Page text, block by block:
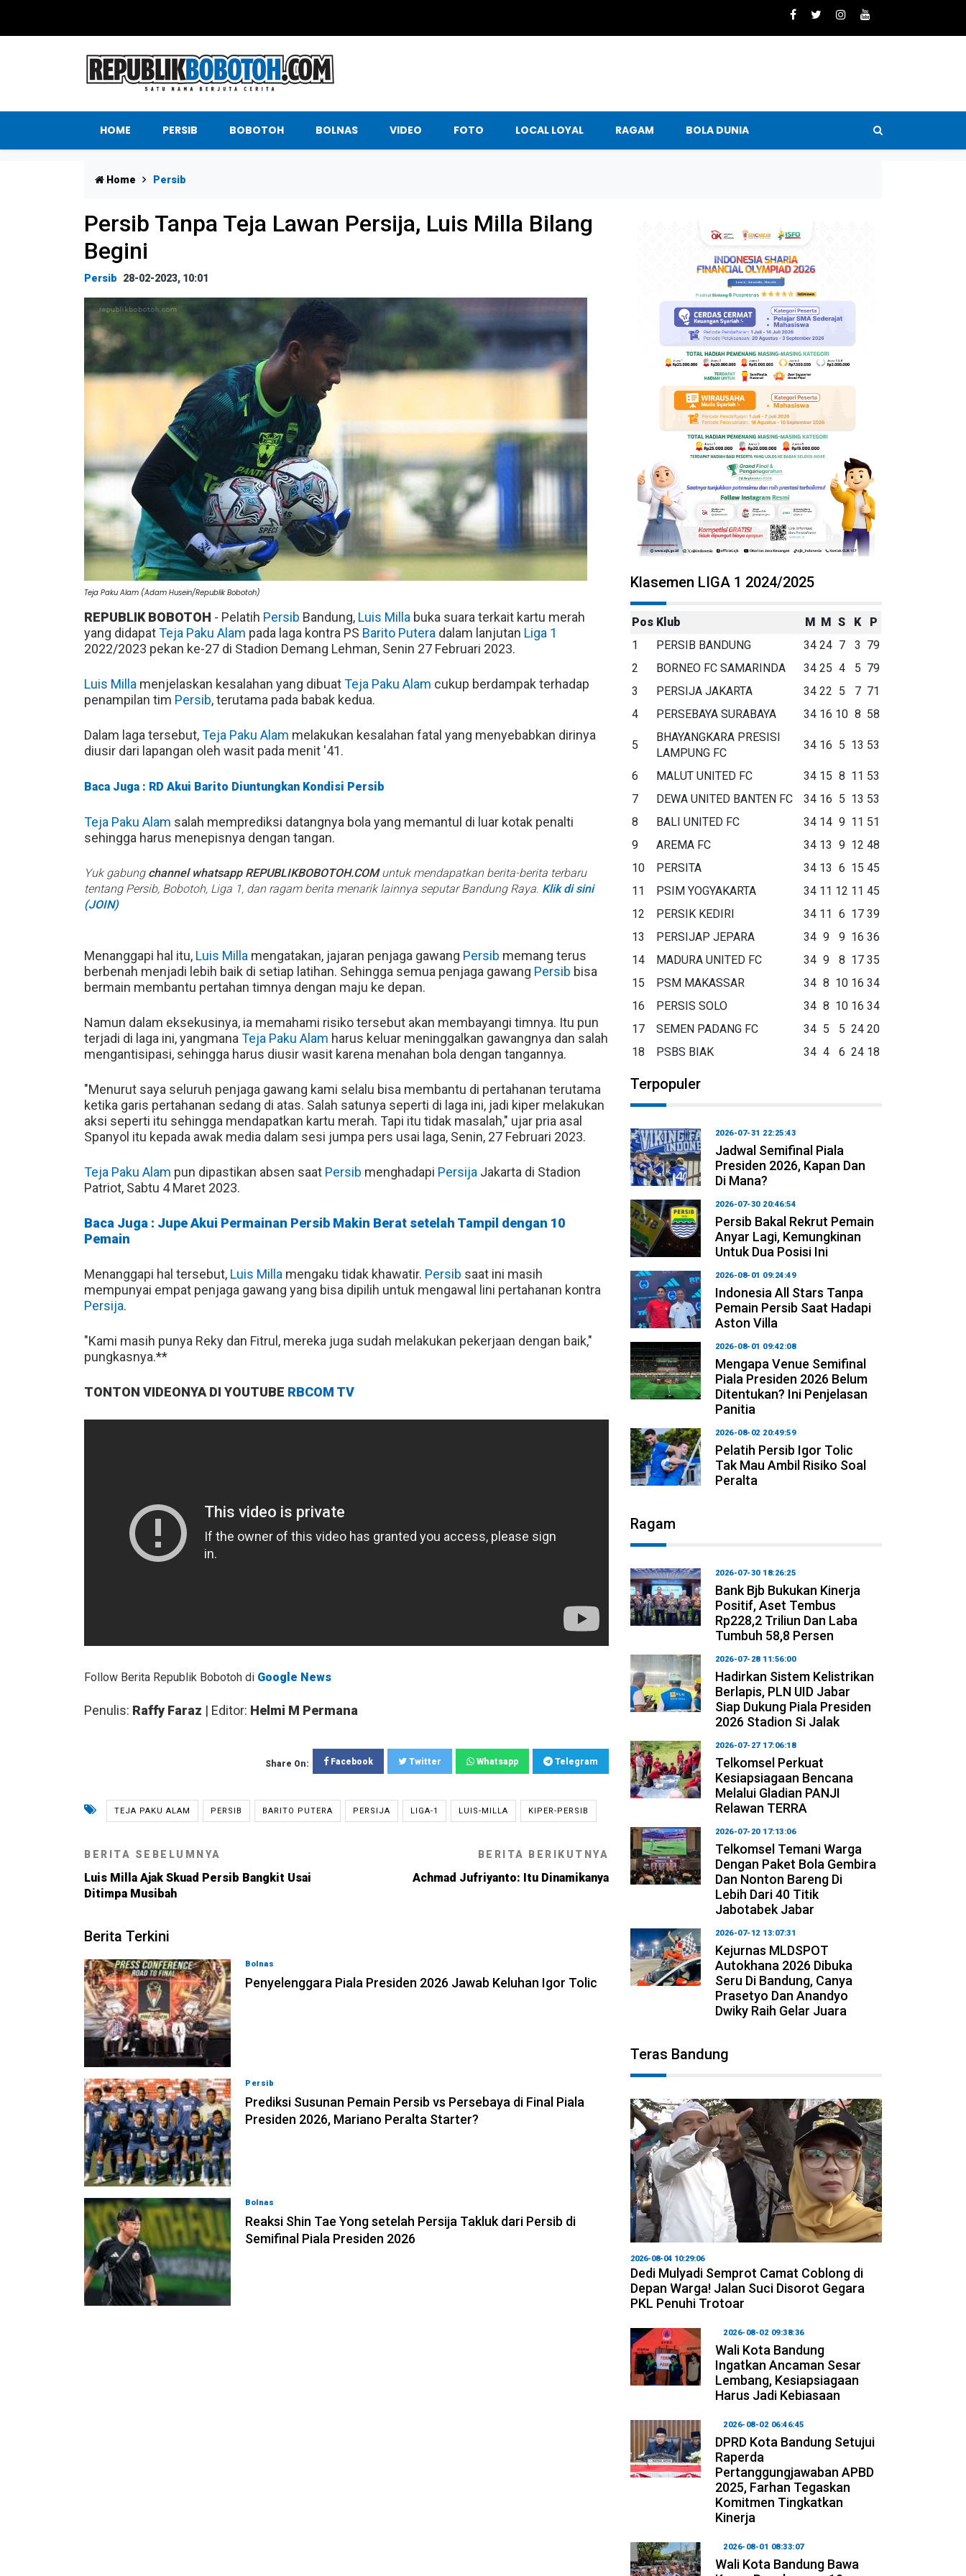
HOME PERSIB BOBOTOH BOLNAS VIDEO FOTO LOCAL LOYAL RAGAM BOLA DUNIA
Home Persib
Persib Tanpa Teja Lawan Persija, Luis Milla Bilang
Begini
Persib 28-02-2023, 10:01
Teja Paku Alam (Adam Husein/Republik Bobotoh)
REPUBLIK BOBOTOH - Pelatih Persib Bandung, Luis Milla buka suara terkait kartu merah
yang didapatTeja Paku Alam pada laga kontra PS Barito Putera dalam lanjutan Liga 1
2022/2023 pekan ke-27 di Stadion Demang Lehman, Senin 27 Februari 2023.
Luis Milla menjelaskan kesalahan yang dibuatTeja Paku Alam cukup berdampak terhadap
penampilan tim Persib, terutama pada babak kedua.
Dalam laga tersebut,Teja Paku Alam melakukan kesalahan fatal yang menyebabkan dirinya
diusir dari lapangan oleh wasit pada menit '41.
Baca Juga : RD Akui Barito Diuntungkan Kondisi Persib
Teja Paku Alam salah memprediksi datangnya bola yang memantul di luar kotak penalti
sehingga harus menepisnya dengan tangan.
Yuk gabung channel whatsapp REPUBLIKBOBOTOH.COMuntuk mendapatkan berita-berita terbaru
tentang Persib, Bobotoh, Liga 1, dan ragam berita menarik lainnya seputar Bandung Raya. Klik di sini
(JOIN)
Menanggapi hal itu, Luis Milla mengatakan, jajaran penjaga gawang Persib memang terus
berbenah menjadi lebih baik di setiap latihan. Sehingga semua penjaga gawang Persib bisa
bermain membantu pertahan timnya dengan maju ke depan.
Namun dalam eksekusinya, ia memahami risiko tersebut akan membayangi timnya. Itu pun
terjadi di laga ini, yangmana Teja Paku Alam harus keluar meninggalkan gawangnya dan salah
mengantisipasi, sehingga harus diusir wasit karena menahan bola dengan tangannya.
"Menurut saya seluruh penjaga gawang kami selalu bisa membantu di pertahanan terutama
ketika garis pertahanan sedang di atas. Salah satunya seperti di laga ini, jadi kiper melakukan
aksi seperti itu sehingga mendapatkan kartu merah. Tapi itu tidak masalah," ujar pria asal
Spanyol itu kepada awak media dalam sesi jumpa pers usai laga, Senin, 27 Februari 2023.
Teja Paku Alam pun dipastikan absen saat Persib menghadapi Persija Jakarta di Stadion
Patriot, Sabtu 4 Maret 2023.
Baca Juga : Jupe Akui Permainan Persib Makin Berat setelah Tampil dengan 10
Pemain
Menanggapi hal tersebut, Luis Milla mengaku tidak khawatir. Persib saat ini masih
mempunyai empat penjaga gawang yang bisa dipilih untuk mengawal lini pertahanan kontra
Persija.
"Kami masih punya Reky dan Fitrul, mereka juga sudah melakukan pekerjaan dengan baik,"
pungkasnya.**
TONTON VIDEONYA DI YOUTUBE RBCOM TV
Follow Berita Republik Bobotoh di Google News
Penulis: Raffy Faraz | Editor: Helmi M Permana
Share On: Facebook Twitter Whatsapp Telegram
TEJA PAKU ALAM PERSIB BARITO PUTERA PERSIJA LIGA-1 LUIS-MILLA KIPER-PERSIB
BERITA SEBELUMNYA
Luis Milla Ajak Skuad Persib Bangkit Usai
Ditimpa Musibah
BERITA BERIKUTNYA
Achmad Jufriyanto: Itu Dinamikanya
Berita Terkini
Bolnas
Penyelenggara Piala Presiden 2026 Jawab Keluhan Igor Tolic
Persib
Prediksi Susunan Pemain Persib vs Persebaya di Final Piala
Presiden 2026, Mariano Peralta Starter?
Bolnas
Reaksi Shin Tae Yong setelah Persija Takluk dari Persib di
Semifinal Piala Presiden 2026
Klasemen LIGA 1 2024/2025
Pos Klub M M S K
P
1
PERSIB BANDUNG 34 24 7 3 79
2
BORNEO FC SAMARINDA 34 25 4 5 79
3
PERSIJA JAKARTA 34 22 5 7 71
4
PERSEBAYA SURABAYA 34 16 10 8 58
5
BHAYANGKARA PRESISI
LAMPUNG FC
34 16 5 13 53
6 MALUT UNITED FC 34 15 8 11 53
7
DEWA UNITED BANTEN FC 34 16 5 13 53
8
BALI UNITED FC 34 14 9 11 51
9
AREMA FC 34 13 9 12 48
10
PERSITA 34 13 6 15 45
11
PSIM YOGYAKARTA 34 11 12 11 45
12
PERSIK KEDIRI 34 11 6 17 39
13
PERSIJAP JEPARA 34 9 9 16 36
14
MADURA UNITED FC 34 9 8 17 35
15
PSM MAKASSAR 34 8 10 16 34
16
PERSIS SOLO 34 8 10 16 34
17
SEMEN PADANG FC 34 5 5 24 20
18
PSBS BIAK 34 4 6 24 18
Terpopuler
2026-07-31 22:25:43
Jadwal Semifinal Piala
Presiden 2026, Kapan Dan
Di Mana?
2026-07-30 20:46:54
Persib Bakal Rekrut Pemain
Anyar Lagi, Kemungkinan
Untuk Dua Posisi Ini
2026-08-01 09:24:49
Indonesia All Stars Tanpa
Pemain Persib Saat Hadapi
Aston Villa
2026-08-01 09:42:08
Mengapa Venue Semifinal
Piala Presiden 2026 Belum
Ditentukan? Ini Penjelasan
Panitia
2026-08-02 20:49:59
Pelatih Persib Igor Tolic
Tak Mau Ambil Risiko Soal
Peralta
Ragam
2026-07-30 18:26:25
Bank Bjb Bukukan Kinerja
Positif, Aset Tembus
Rp228,2 Triliun Dan Laba
Tumbuh 58,8 Persen
2026-07-28 11:56:00
Hadirkan Sistem Kelistrikan
Berlapis, PLN UID Jabar
Siap Dukung Piala Presiden
2026 Stadion Si Jalak
2026-07-27 17:06:18
Telkomsel Perkuat
Kesiapsiagaan Bencana
Melalui Gladian PANJI
Relawan TERRA
2026-07-20 17:13:06
Telkomsel Temani Warga
Dengan Paket Bola Gembira
Dan Nonton Bareng Di
Lebih Dari 40 Titik
Jabotabek Jabar
2026-07-12 13:07:31
Kejurnas MLDSPOT
Autokhana 2026 Dibuka
Seru Di Bandung, Canya
Prasetyo Dan Anandyo
Dwiky Raih Gelar Juara
Teras Bandung
2026-08-04 10:29:06
Dedi Mulyadi Semprot Camat Coblong di
Depan Warga! Jalan Suci Disorot Gegara
PKL Penuhi Trotoar
2026-08-02 09:38:36
Wali Kota Bandung
Ingatkan Ancaman Sesar
Lembang, Kesiapsiagaan
Harus Jadi Kebiasaan
2026-08-02 06:46:45
DPRD Kota Bandung Setujui
Raperda
Pertanggungjawaban APBD
2025, Farhan Tegaskan
Komitmen Tingkatkan
Kinerja
2026-08-01 08:33:07
Wali Kota Bandung Bawa